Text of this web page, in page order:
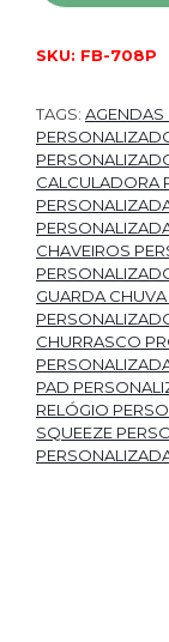
SKU: FB-708P
TAGS: AGENDAS
CALCULADORA
CHAVEIROS
GUARDA
CHURRASCO
PAD
RELÓGIO
SQUEEZE